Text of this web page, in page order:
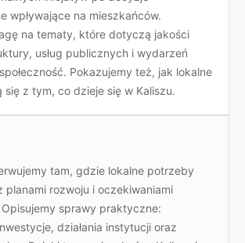
wpływające na mieszkańców.
na tematy, które dotyczą jakości
usług publicznych i wydarzeń
Pokazujemy też, jak lokalne
się z tym, co dzieje się w Kaliszu.
tam, gdzie lokalne potrzeby
planami rozwoju i oczekiwaniami
sprawy praktyczne:
działania instytucji oraz